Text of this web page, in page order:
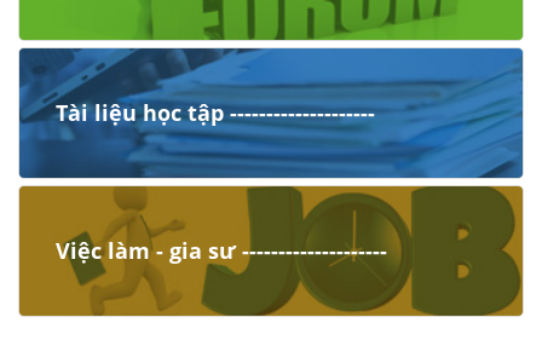
Tài liệu học tập --------------------
Việc làm - gia sư --------------------